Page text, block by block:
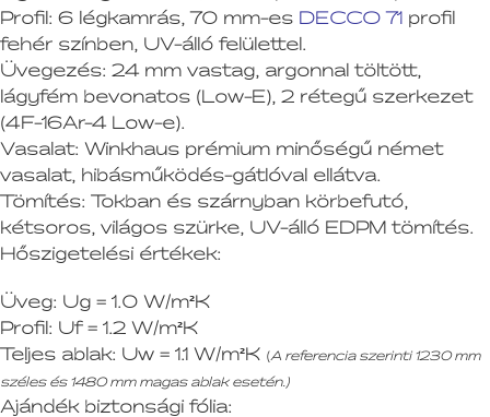
Profil: 6 légkamrás, 70 mm-es DECCO 71 profil
fehér színben, UV-álló felülettel.
Üvegezés: 24 mm vastag, argonnal töltött,
lágyfém bevonatos (Low-E), 2 rétegű szerkezet
(4F-16Ar-4 Low-e).
Vasalat: Winkhaus prémium minőségű német
vasalat, hibásműködés-gátlóval ellátva.
Tömítés: Tokban és szárnyban körbefutó,
kétsoros, világos szürke, UV-álló EDPM tömítés.
Hőszigetelési értékek:
Üveg: Ug = 1.0 W/m²K
Profil: Uf = 1.2 W/m²K
Teljes ablak: Uw = 1.1 W/m²K (A referencia szerinti 1230 mm
széles és 1480 mm magas ablak esetén.)
Ajándék biztonsági fólia: